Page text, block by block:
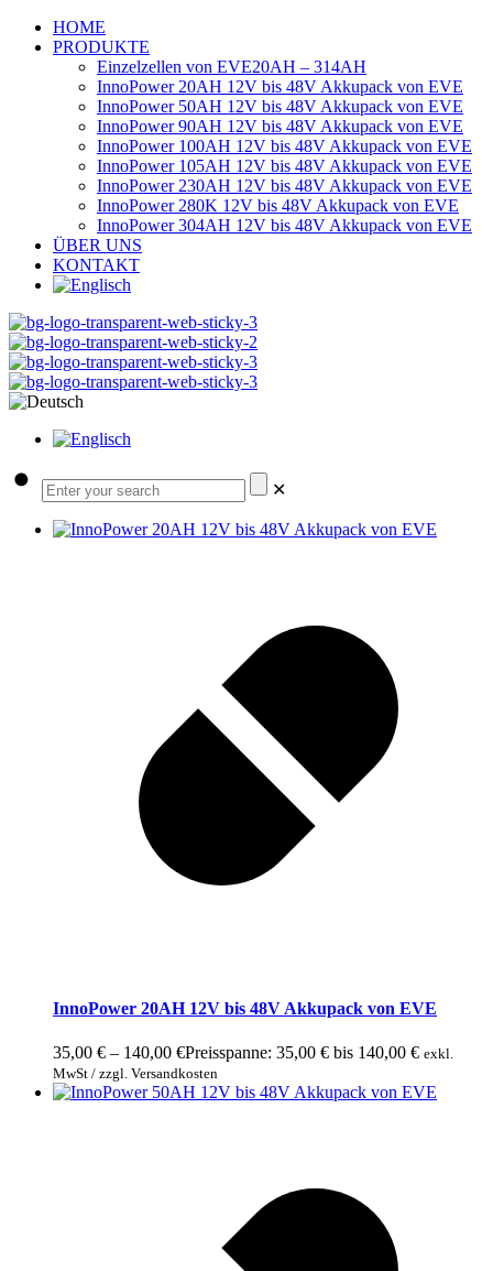
HOME
PRODUKTE
Einzelzellen von EVE20AH – 314AH
InnoPower 20AH 12V bis 48V Akkupack von EVE
InnoPower 50AH 12V bis 48V Akkupack von EVE
InnoPower 90AH 12V bis 48V Akkupack von EVE
InnoPower 100AH 12V bis 48V Akkupack von EVE
InnoPower 105AH 12V bis 48V Akkupack von EVE
InnoPower 230AH 12V bis 48V Akkupack von EVE
InnoPower 280K 12V bis 48V Akkupack von EVE
InnoPower 304AH 12V bis 48V Akkupack von EVE
ÜBER UNS
KONTAKT
✕
InnoPower 20AH 12V bis 48V Akkupack von EVE
35,00 € – 140,00 €Preisspanne: 35,00 € bis 140,00 € exkl.
MwSt / zzgl. Versandkosten